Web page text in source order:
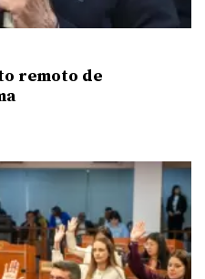
remoto de